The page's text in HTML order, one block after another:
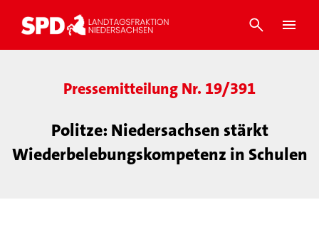
Pressemitteilung Nr. 19/391
Politze: Niedersachsen stärkt
Wiederbelebungskompetenz in Schulen